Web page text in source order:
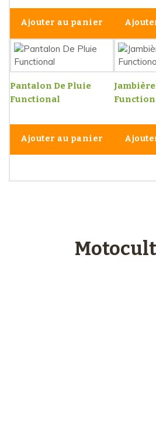
Ajouter au panier
Pantalon De Pluie
Functional
Ajouter au panier